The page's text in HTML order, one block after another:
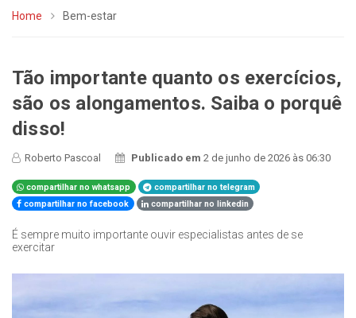
Home Bem-estar
Tão importante quanto os exercícios,
são os alongamentos. Saiba o porquê
disso!
Roberto Pascoal Publicado em2 de junho de 2026 às 06:30
compartilhar no whatsapp
compartilhar no telegram
compartilhar no facebook
compartilhar no linkedin
É sempre muito importante ouvir especialistas antes de se
exercitar